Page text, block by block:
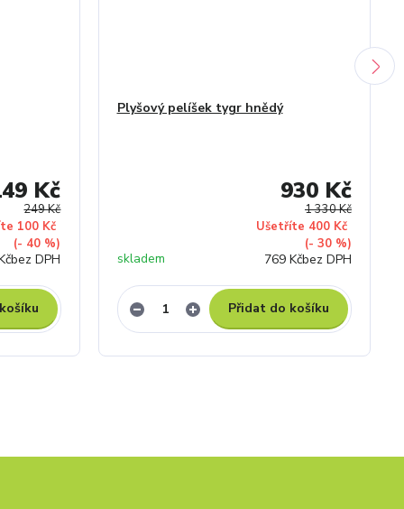
249 Kč
100 Kč
(- 40 %)
Kč
bez DPH
Plyšový pelíšek tygr hnědý
1 330 Kč
Ušetříte 400 Kč
(- 30 %)
930 Kč
769 Kčbez DPH
skladem
Přidat do košíku